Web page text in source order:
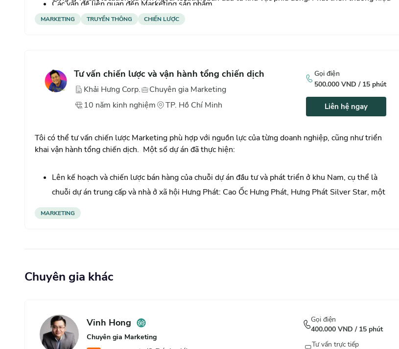
Các vấn đề liên quan đến Marketing sản phẩm.
Starbeach và upgrade hệ thống công ty lên TLM Corp cùng 5 công ty thành viên con và các sàn
giao dịch BĐS trong hệ thống từ 1 công ty thành viên mẹ.
hàng của chuỗi dự án đầu tư và phát triển như Marina, Opal Riverside, Gem Riverside, hợp tác
phân phối và phát triển một số dự án cùng các các chủ đầu tư khác như CĐT Samland – Samsora
Riverside, Centapark.
Long Thành, Q9 như KingBay, Thái Dương 3-6 và dự án ở Bình Thuận như Princess Garden tại
MARKETING TRUYỀN THÔNG CHIẾN LƯỢC
Tư vấn chiến lược và vận hành tổng chiến dịch
Khải Hưng Corp.
Chuyên gia Marketing
10 năm kinh nghiệm TP. Hồ Chí Minh
Gọi điện
500.000 VND / 15 phút
Liên hệ ngay
Tôi có thể tư vấn chiến lược Marketing phù hợp với nguồn lực của từng doanh nghiệp, cũng như triển
khai vận hành tổng chiến dịch. Một số dự án đã thực hiện:
Lên kế hoạch và chiến lược bán hàng của chuỗi dự án đầu tư và phát triển ở khu Nam, cụ thể là
chuỗi dự án trung cấp và nhà ở xã hội Hưng Phát: Cao Ốc Hưng Phát, Hưng Phát Silver Star, một
số dự án trung cao cấp cạnh Nam Sài Gòn như Hưng Phát Golden Star, Hưng Phát Green Star,
Green Star Sky Garden, Hưng Phát Blue Star và một số dự án tiếp nối dọc khu Nam Sài Gòn
đường phát triển lâu dài 10-20 năm.
MARKETING
Chuyên gia khác
Vinh Hong
Chuyên gia Marketing
Gọi điện
400.000 VND / 15 phút
Tư vấn trực tiếp